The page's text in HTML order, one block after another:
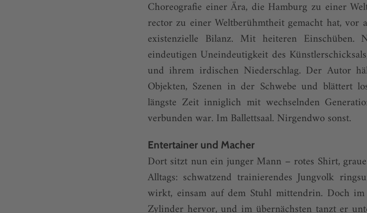
Choreografie einer Ära, die Hamburg zu einer
rector zu einer Weltberühmtheit gemacht hat, vor
existenzielle Bilanz. Mit heiteren Einschüben.
eindeutigen Uneindeutigkeit des
und ihrem irdischen Niederschlag. Der Autor
Objekten, Szenen in der Schwebe und blättert
längste Zeit inniglich mit wechselnden
verbunden war. Im Ballettsaal. Nirgendwo sonst.
Entertainer und Macher
Dort sitzt nun ein junger Mann – rotes Shirt,
Alltags: schwatzend trainierendes Jungvolk
wirkt, einsam auf dem Stuhl mittendrin. Doch
Zylinder hervor, und im übernächsten tanzt er